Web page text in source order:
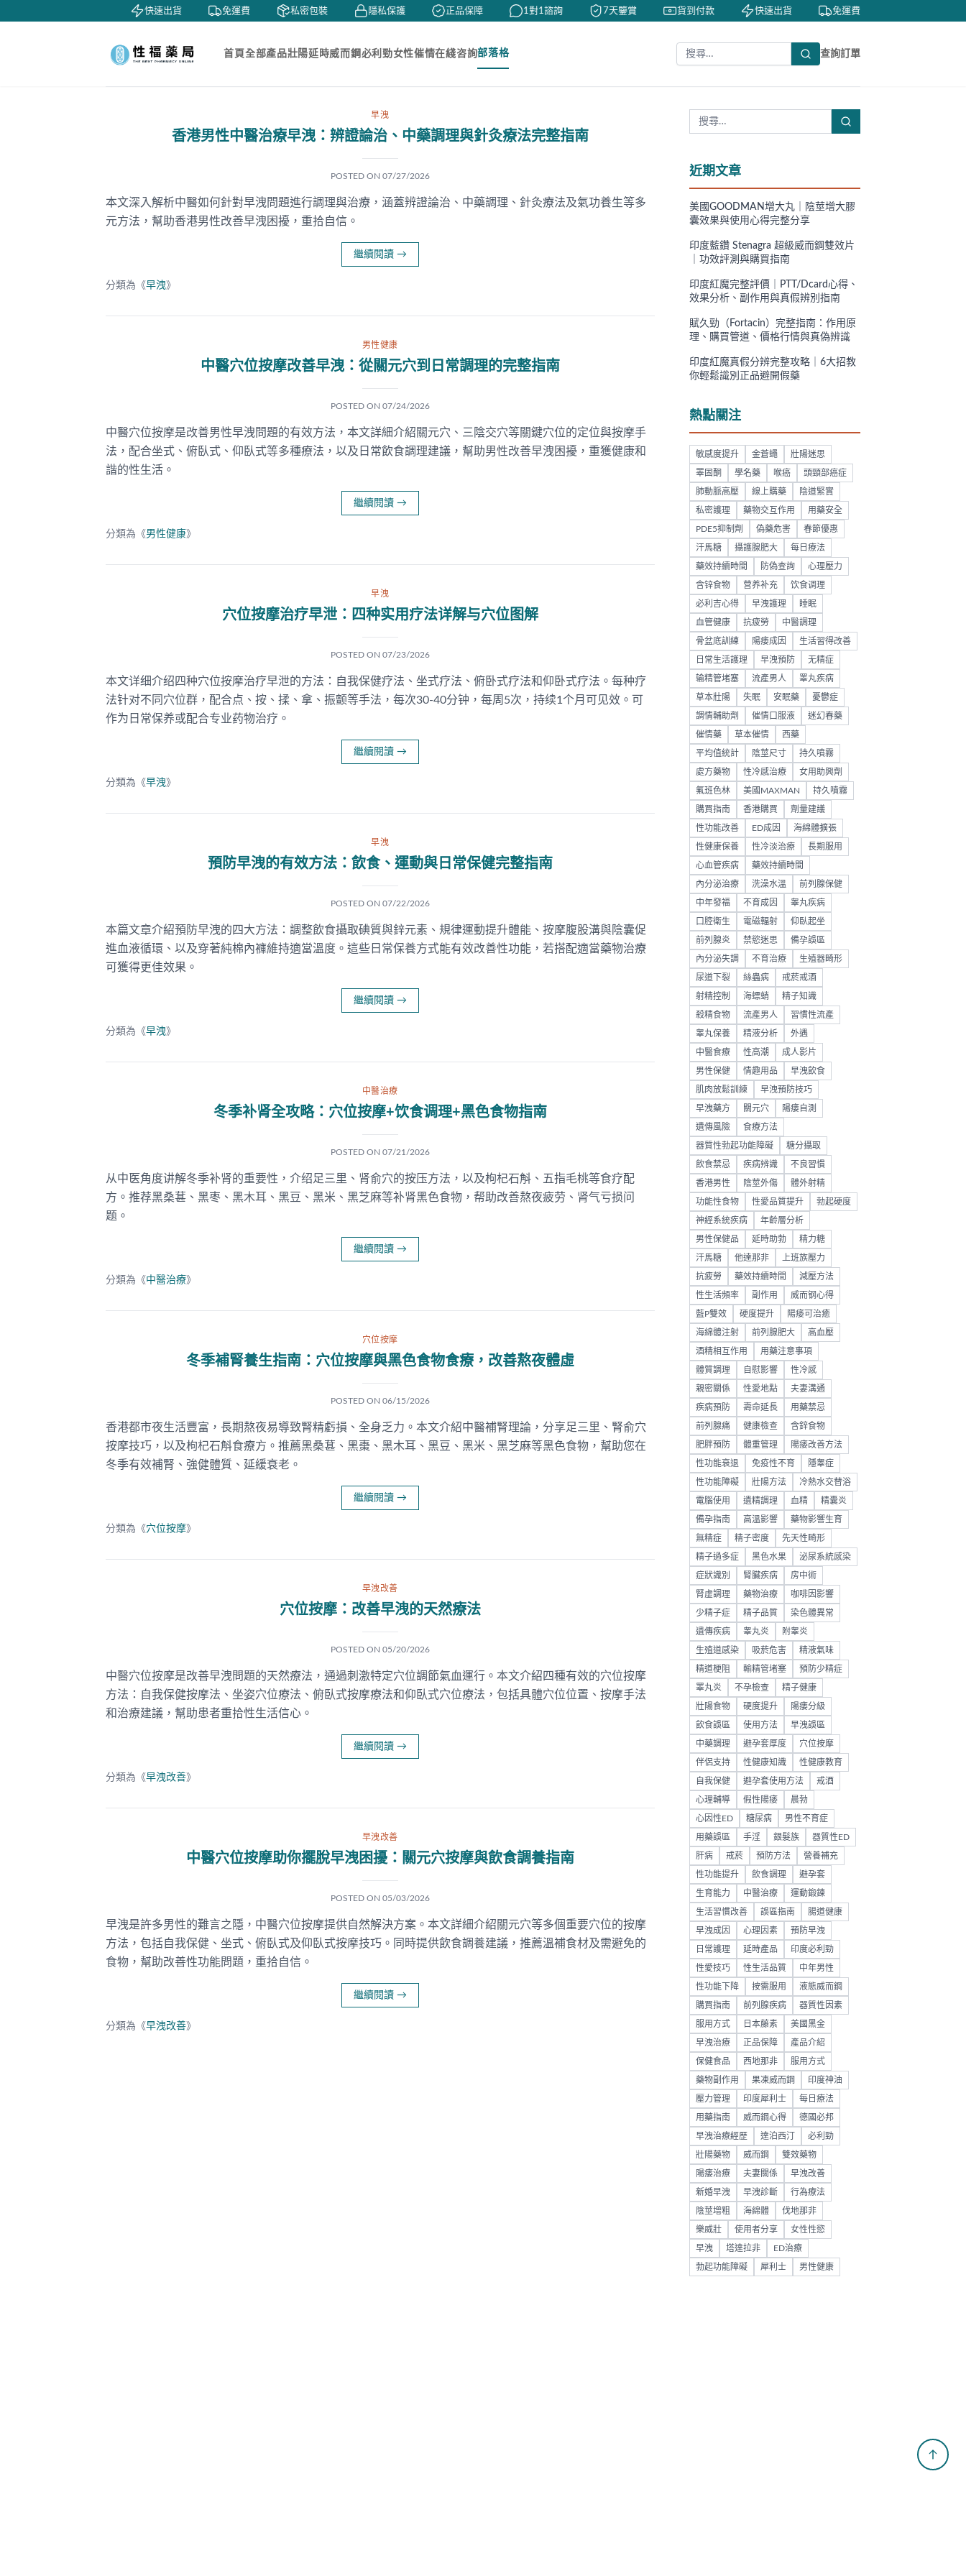
快速出貨 免運費 私密包裝 隱私保護 正品保障 1對1諮詢 7天鑒賞 貨到付款 快速出貨 免運費
首頁全部產品壯陽延時威而鋼必利勁女性催情在綫咨詢部落格 查詢訂單
早洩
香港男性中醫治療早洩：辨證論治、中藥調理與針灸療法完整指南
POSTED ON 07/27/2026
本文深入解析中醫如何針對早洩問題進行調理與治療，涵蓋辨證論治、中藥調理、針灸療法及氣功養生等多
元方法，幫助香港男性改善早洩困擾，重拾自信。
繼續閱讀 →
分類為《早洩》
男性健康
中醫穴位按摩改善早洩：從關元穴到日常調理的完整指南
POSTED ON 07/24/2026
中醫穴位按摩是改善男性早洩問題的有效方法，本文詳細介紹關元穴、三陰交穴等關鍵穴位的定位與按摩手
法，配合坐式、俯臥式、仰臥式等多種療法，以及日常飲食調理建議，幫助男性改善早洩困擾，重獲健康和
諧的性生活。
繼續閱讀 →
分類為《男性健康》
早洩
穴位按摩治疗早泄：四种实用疗法详解与穴位图解
POSTED ON 07/23/2026
本文详细介绍四种穴位按摩治疗早泄的方法：自我保健疗法、坐式疗法、俯卧式疗法和仰卧式疗法。每种疗
法针对不同穴位群，配合点、按、揉、拿、振颤等手法，每次30-40分钟，每周5次，持续1个月可见效。可
作为日常保养或配合专业药物治疗。
繼續閱讀 →
分類為《早洩》
早洩
預防早洩的有效方法：飲食、運動與日常保健完整指南
POSTED ON 07/22/2026
本篇文章介紹預防早洩的四大方法：調整飲食攝取碘質與鋅元素、規律運動提升體能、按摩腹股溝與陰囊促
進血液循環、以及穿著純棉內褲維持適當溫度。這些日常保養方式能有效改善性功能，若搭配適當藥物治療
可獲得更佳效果。
繼續閱讀 →
分類為《早洩》
中醫治療
冬季补肾全攻略：穴位按摩+饮食调理+黑色食物指南
POSTED ON 07/21/2026
从中医角度讲解冬季补肾的重要性，介绍足三里、肾俞穴的按压方法，以及枸杞石斛、五指毛桃等食疗配
方。推荐黑桑葚、黑枣、黑木耳、黑豆、黑米、黑芝麻等补肾黑色食物，帮助改善熬夜疲劳、肾气亏损问
题。
繼續閱讀 →
分類為《中醫治療》
穴位按摩
冬季補腎養生指南：穴位按摩與黑色食物食療，改善熬夜體虛
POSTED ON 06/15/2026
香港都市夜生活豐富，長期熬夜易導致腎精虧損、全身乏力。本文介紹中醫補腎理論，分享足三里、腎俞穴
按摩技巧，以及枸杞石斛食療方。推薦黑桑葚、黑棗、黑木耳、黑豆、黑米、黑芝麻等黑色食物，幫助您在
冬季有效補腎、強健體質、延緩衰老。
繼續閱讀 →
分類為《穴位按摩》
早洩改善
穴位按摩：改善早洩的天然療法
POSTED ON 05/20/2026
中醫穴位按摩是改善早洩問題的天然療法，通過刺激特定穴位調節氣血運行。本文介紹四種有效的穴位按摩
方法：自我保健按摩法、坐姿穴位療法、俯臥式按摩療法和仰臥式穴位療法，包括具體穴位位置、按摩手法
和治療建議，幫助患者重拾性生活信心。
繼續閱讀 →
分類為《早洩改善》
早洩改善
中醫穴位按摩助你擺脫早洩困擾：關元穴按摩與飲食調養指南
POSTED ON 05/03/2026
早洩是許多男性的難言之隱，中醫穴位按摩提供自然解決方案。本文詳細介紹關元穴等多個重要穴位的按摩
方法，包括自我保健、坐式、俯臥式及仰臥式按摩技巧。同時提供飲食調養建議，推薦溫補食材及需避免的
食物，幫助改善性功能問題，重拾自信。
繼續閱讀 →
分類為《早洩改善》
近期文章
美國GOODMAN增大丸｜陰莖增大膠
囊效果與使用心得完整分享
印度藍鑽 Stenagra 超級威而鋼雙效片
｜功效評測與購買指南
印度紅魔完整評價｜PTT/Dcard心得、
效果分析、副作用與真假辨別指南
賦久勁（Fortacin）完整指南：作用原
理、購買管道、價格行情與真偽辨識
印度紅魔真假分辨完整攻略｜6大招教
你輕鬆識別正品避開假藥
熱點關注
敏感度提升 金蒼蠅 壯陽迷思
睪固酮 學名藥 喉癌 頭頸部癌症
肺動脈高壓 線上購藥 陰道緊實
私密護理 藥物交互作用 用藥安全
PDE5抑制劑 偽藥危害 春節優惠
汗馬糖 攝護腺肥大 每日療法
藥效持續時間 防偽查詢 心理壓力
含锌食物 营养补充 饮食调理
必利吉心得 早洩護理 睡眠
血管健康 抗疲勞 中醫調理
骨盆底訓練 陽痿成因 生活習得改善
日常生活護理 早洩預防 无精症
输精管堵塞 流產男人 睪丸疾病
草本壯陽 失眠 安眠藥 憂鬱症
調情輔助劑 催情口服液 迷幻春藥
催情藥 草本催情 西藥
平均值統計 陰莖尺寸 持久噴霧
處方藥物 性冷感治療 女用助興劑
氟班色林 美國MAXMAN 持久噴霧
購買指南 香港購買 劑量建議
性功能改善 ED成因 海綿體擴張
性健康保養 性冷淡治療 長期服用
心血管疾病 藥效持續時間
內分泌治療 洗澡水溫 前列腺保健
中年發福 不育成因 睾丸疾病
口腔衛生 電磁輻射 仰臥起坐
前列腺炎 禁慾迷思 備孕誤區
內分泌失調 不育治療 生殖器畸形
尿道下裂 絲蟲病 戒菸戒酒
射精控制 海螵蛸 精子知識
殺精食物 流產男人 習慣性流產
睾丸保養 精液分析 外遇
中醫食療 性高潮 成人影片
男性保健 情趣用品 早洩飲食
肌肉放鬆訓練 早洩預防技巧
早洩藥方 關元穴 陽痿自測
遺傳風險 食療方法
器質性勃起功能障礙 糖分攝取
飲食禁忌 疾病辨識 不良習慣
香港男性 陰莖外傷 體外射精
功能性食物 性愛品質提升 勃起硬度
神經系統疾病 年齡層分析
男性保健品 延時助勃 精力糖
汗馬糖 他達那非 上班族壓力
抗疲勞 藥效持續時間 減壓方法
性生活頻率 副作用 威而钢心得
藍P雙效 硬度提升 陽痿可治癒
海綿體注射 前列腺肥大 高血壓
酒精相互作用 用藥注意事項
體質調理 自慰影響 性冷感
親密關係 性愛地點 夫妻溝通
疾病預防 壽命延長 用藥禁忌
前列腺痛 健康檢查 含鋅食物
肥胖預防 體重管理 陽痿改善方法
性功能衰退 免疫性不育 隱睾症
性功能障礙 壯陽方法 冷熱水交替浴
電腦使用 遺精調理 血精 精囊炎
備孕指南 高溫影響 藥物影響生育
無精症 精子密度 先天性畸形
精子過多症 黑色水果 泌尿系統感染
症狀識別 腎臟疾病 房中術
腎虛調理 藥物治療 咖啡因影響
少精子症 精子品質 染色體異常
遺傳疾病 睾丸炎 附睾炎
生殖道感染 吸菸危害 精液氣味
精道梗阻 輸精管堵塞 預防少精症
睪丸炎 不孕檢查 精子健康
壯陽食物 硬度提升 陽痿分級
飲食誤區 使用方法 早洩誤區
中藥調理 避孕套厚度 穴位按摩
伴侶支持 性健康知識 性健康教育
自我保健 避孕套使用方法 戒酒
心理輔導 假性陽痿 晨勃
心因性ED 糖尿病 男性不育症
用藥誤區 手淫 銀髮族 器質性ED
肝病 戒菸 預防方法 營養補充
性功能提升 飲食調理 避孕套
生育能力 中醫治療 運動鍛鍊
生活習慣改善 誤區指南 腸道健康
早洩成因 心理因素 預防早洩
日常護理 延時產品 印度必利勁
性愛技巧 性生活品質 中年男性
性功能下降 按需服用 液態威而鋼
購買指南 前列腺疾病 器質性因素
服用方式 日本藤素 美國黑金
早洩治療 正品保障 產品介紹
保健食品 西地那非 服用方式
藥物副作用 果凍威而鋼 印度神油
壓力管理 印度犀利士 每日療法
用藥指南 威而鋼心得 德國必邦
早洩治療經歷 達泊西汀 必利勁
壯陽藥物 威而鋼 雙效藥物
陽痿治療 夫妻關係 早洩改善
新婚早洩 早洩診斷 行為療法
陰莖增粗 海綿體 伐地那非
樂威壯 使用者分享 女性性慾
早洩 塔達拉非 ED治療
勃起功能障礙 犀利士 男性健康